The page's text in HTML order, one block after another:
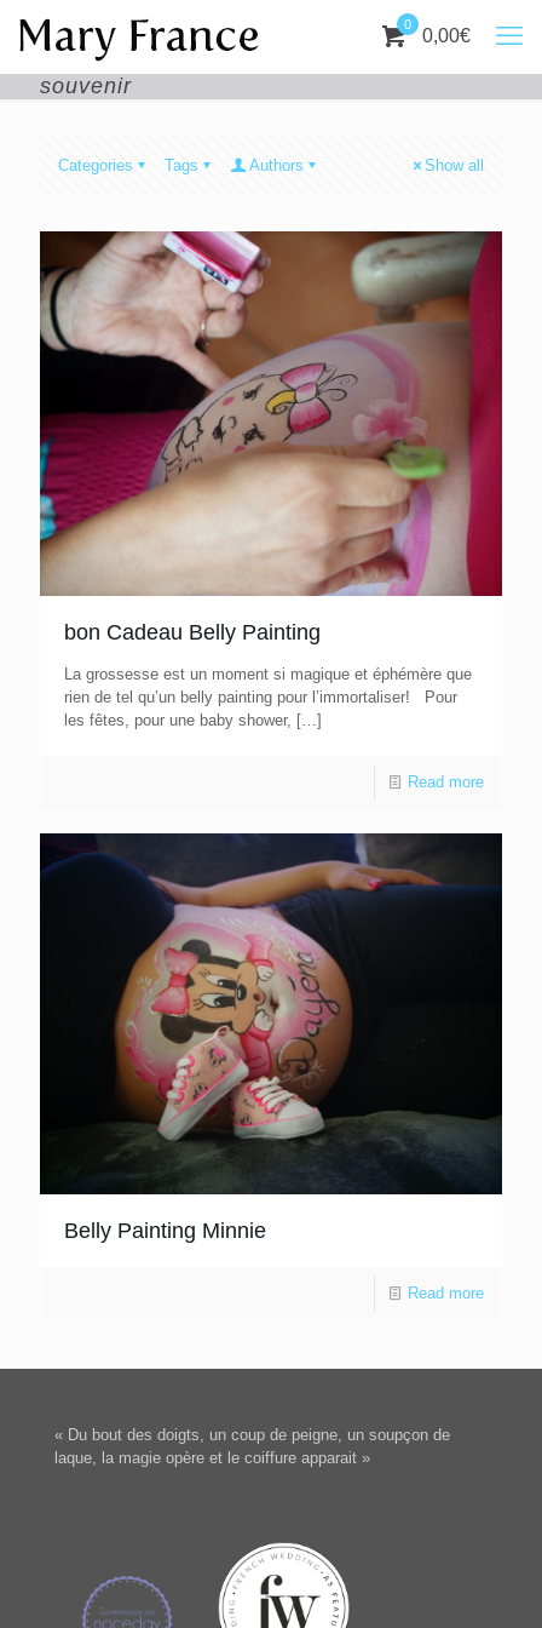
0
0,00€
souvenir
Categories Tags Authors Show all
bon Cadeau Belly Painting
La grossesse est un moment si magique et éphémère que
rien de tel qu’un belly painting pour l’immortaliser! Pour
les fêtes, pour une baby shower, […]
Read more
Belly Painting Minnie
Read more
« Du bout des doigts, un coup de peigne, un soupçon de
laque, la magie opère et le coiffure apparait »